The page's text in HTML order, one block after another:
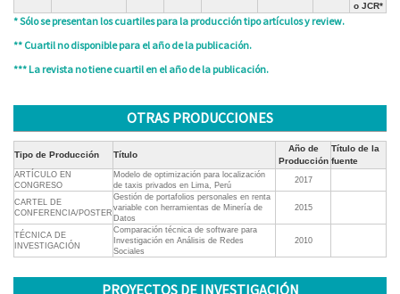
o JCR*
* Sólo se presentan los cuartiles para la producción tipo artículos y review.
** Cuartil no disponible para el año de la publicación.
*** La revista no tiene cuartil en el año de la publicación.
OTRAS PRODUCCIONES
Tipo de Producción Título
Año de
Producción
Título de la
fuente
ARTÍCULO EN
CONGRESO
Modelo de optimización para localización
de taxis privados en Lima, Perú
2017
CARTEL DE
CONFERENCIA/POSTER
Gestión de portafolios personales en renta
variable con herramientas de Minería de
Datos
2015
TÉCNICA DE
INVESTIGACIÓN
Comparación técnica de software para
Investigación en Análisis de Redes
Sociales
2010
PROYECTOS DE INVESTIGACIÓN